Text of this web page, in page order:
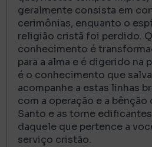
geralmente consista em
cerimônias, enquanto o
religião cristã foi perdido.
conhecimento é
para a alma e é digerido na
é o conhecimento que
acompanhe a estas linhas
com a operação e a
Santo e as torne
daquele que pertence a
serviço cristão.